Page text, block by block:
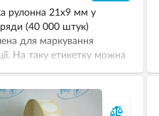
рулонна 21х9 мм у
(40 000 штук)
для маркування
На таку етикетку можна